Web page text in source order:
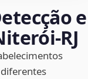
e